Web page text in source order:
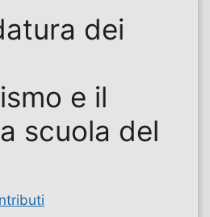
dei
e il
scuola del